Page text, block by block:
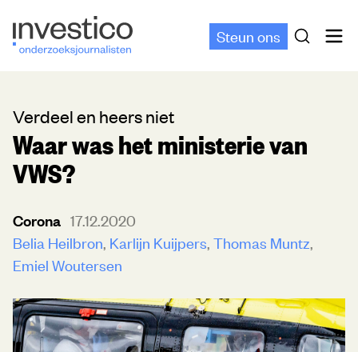
Steun ons
Verdeel en heers niet
Waar was het ministerie van
VWS?
Corona 17.12.2020
Belia Heilbron Karlijn Kuijpers Thomas Muntz
Emiel Woutersen